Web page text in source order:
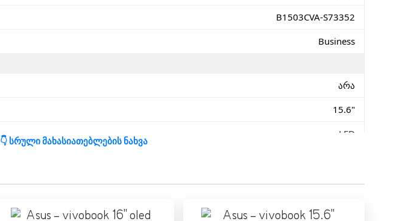
B1503CVA-S73352
Business
არა
15.6"
LED
60 Hz
300 nits
👇 სრული მახასიათებლების ნახვა